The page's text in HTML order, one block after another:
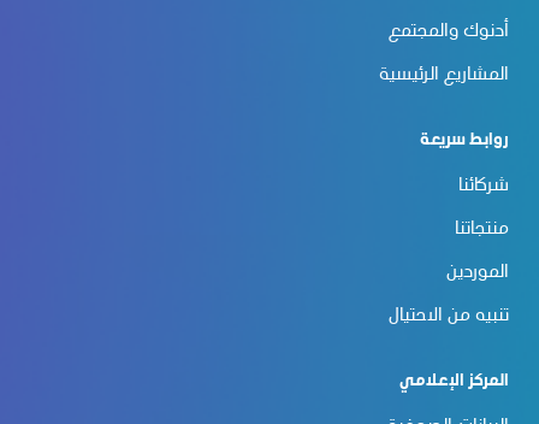
أدنوك والمجتمع
المشاريع الرئيسية
روابط سريعة
شركائنا
منتجاتنا
الموردين
تنبيه من الاحتيال
المركز الإعلامي